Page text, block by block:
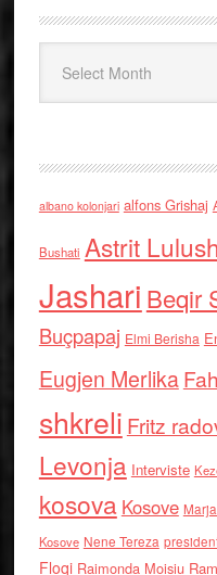
albano kolonjari alfons Grishaj
Bushati Astrit
Jashari Beqir
Buçpapaj Elmi Berisha
Eugjen Merlika
shkreli Fritz
Levonja Interviste
kosova Kosove
Kosove Nene Tereza
Floqi Raimonda Moisiu